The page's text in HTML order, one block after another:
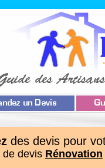
des devis pour
de devis Rénovation